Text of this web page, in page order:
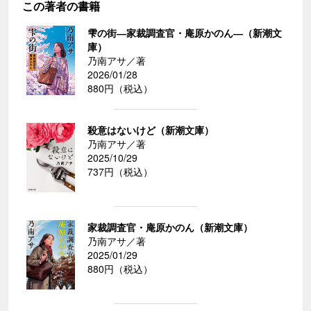
この著者の書籍
雫の街―家裁調査官・庵原かのん―（新潮文
庫）
乃南アサ／著
2026/01/28
880円（税込）
殺意はないけど（新潮文庫）
乃南アサ／著
2025/10/29
737円（税込）
家裁調査官・庵原かのん（新潮文庫）
乃南アサ／著
2025/01/29
880円（税込）